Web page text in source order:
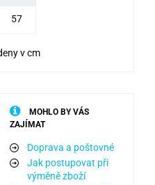
57
v cm
MOHLO BY VÁS
ZAJÍMAT
Doprava a poštovné
Jak postupovat při
výměně zboží